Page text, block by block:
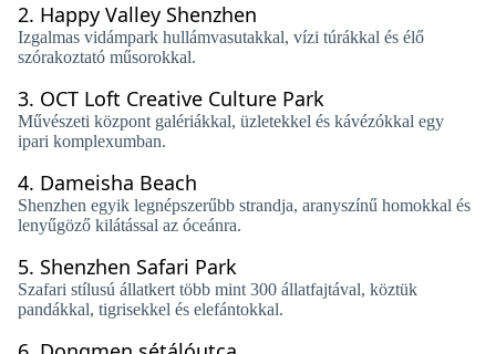
2. Happy Valley Shenzhen
Izgalmas vidámpark hullámvasutakkal, vízi túrákkal és élő
szórakoztató műsorokkal.
3. OCT Loft Creative Culture Park
Művészeti központ galériákkal, üzletekkel és kávézókkal egy
ipari komplexumban.
4. Dameisha Beach
Shenzhen egyik legnépszerűbb strandja, aranyszínű homokkal és
lenyűgöző kilátással az óceánra.
5. Shenzhen Safari Park
Szafari stílusú állatkert több mint 300 állatfajtával, köztük
pandákkal, tigrisekkel és elefántokkal.